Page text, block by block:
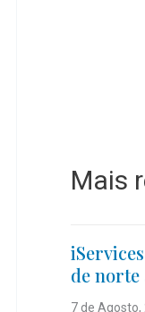
Mais
de norte
7 de Agosto,